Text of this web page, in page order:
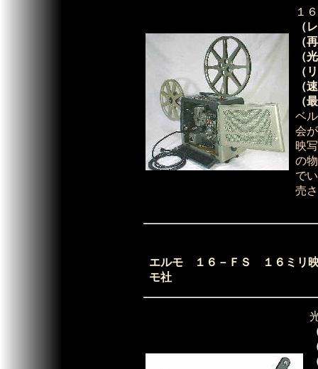
１
（
（
（
（
（
（
ベ
会
映
の
で
売
エルモ １６－ＦＳ １６ミ
モ社